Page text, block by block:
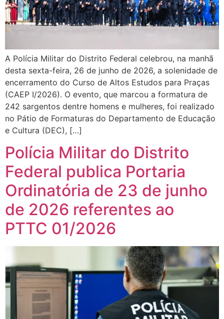
A Polícia Militar do Distrito Federal celebrou, na manhã
desta sexta-feira, 26 de junho de 2026, a solenidade de
encerramento do Curso de Altos Estudos para Praças
(CAEP I/2026). O evento, que marcou a formatura de
242 sargentos dentre homens e mulheres, foi realizado
no Pátio de Formaturas do Departamento de Educação
e Cultura (DEC), […]
Polícia Militar do Distrito
Federal publica Portaria
Ordinatória de 23 de junho
de 2026 referentes ao
PTTC 01/2026